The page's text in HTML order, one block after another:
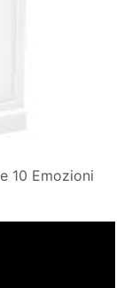
10 Emozioni